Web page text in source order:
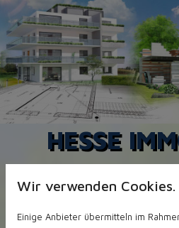
HESSE
möchten Ihre Immobilie
Wir verwenden Cookies.
Einige Anbieter übermitteln im